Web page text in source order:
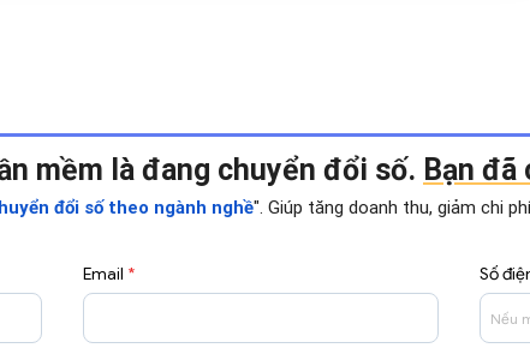
mềm là đang chuyển đổi số. Bạn
đổi số theo ngành nghề". Giúp tăng doanh thu, giảm chi
Email * Số